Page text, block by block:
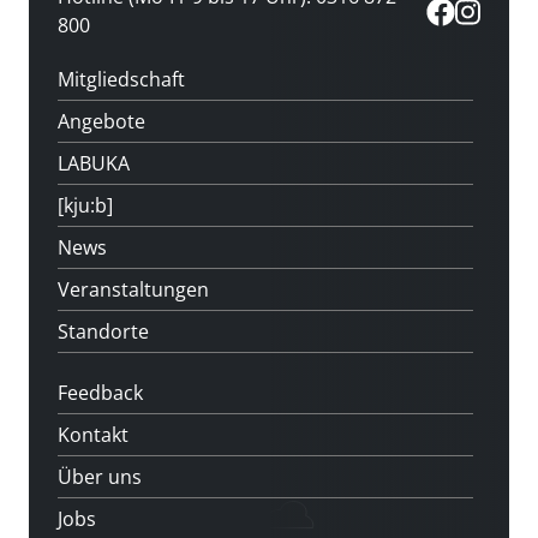
800
Mitgliedschaft
Angebote
LABUKA
[kju:b]
News
Veranstaltungen
Standorte
Feedback
Kontakt
Über uns
Jobs